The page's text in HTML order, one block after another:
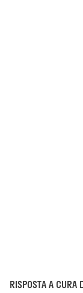
RISPOSTA A CURA